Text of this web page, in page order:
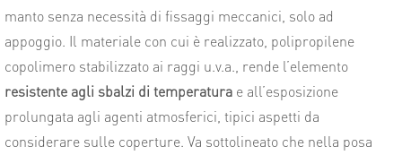
manto senza necessità di fissaggi meccanici, solo ad
appoggio. Il materiale con cui è realizzato, polipropilene
copolimero stabilizzato ai raggi u.v.a., rende l’elemento
resistente agli sbalzi di temperatura e all’esposizione
prolungata agli agenti atmosferici, tipici aspetti da
considerare sulle coperture. Va sottolineato che nella posa